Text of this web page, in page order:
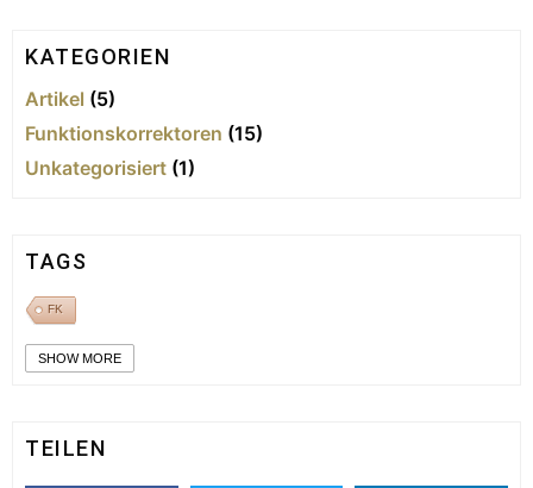
KATEGORIEN
Artikel (5)
Funktionskorrektoren (15)
Unkategorisiert (1)
TAGS
FK
SHOW MORE
TEILEN